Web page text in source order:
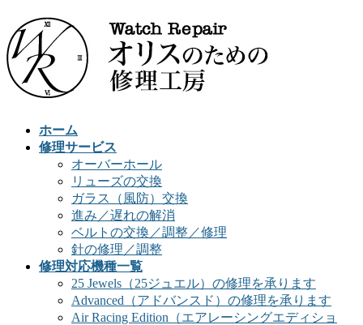
ホーム
修理サービス
オーバーホール
リューズの交換
ガラス（風防）交換
進み／遅れの解消
ベルトの交換／調整／修理
針の修理／調整
修理対応機種一覧
25 Jewels（25ジュエル）の修理を承ります
Advanced（アドバンスド）の修理を承ります
Air Racing Edition（エアレーシングエディショ